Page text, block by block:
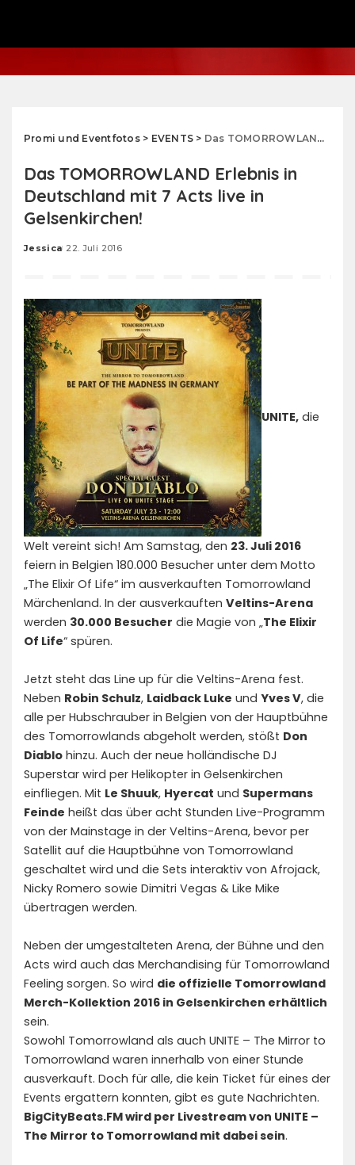
Promi und Eventfotos> EVENTS > Das TOMORROWLAND Erlebnis in Deutschland mit 7 Acts live in Gelsenkirchen!
Das TOMORROWLAND Erlebnis in
Deutschland mit 7 Acts live in
Gelsenkirchen!
Posted
Jessica 22. Juli 2016
UNITE, die
Welt vereint sich! Am Samstag, den 23. Juli 2016
feiern in Belgien 180.000 Besucher unter dem Motto
„The Elixir Of Life“ im ausverkauften Tomorrowland
Märchenland. In der ausverkauften Veltins-Arena
werden 30.000 Besucher die Magie von „The Elixir
Of Life“ spüren.
Jetzt steht das Line up für die Veltins-Arena fest.
Neben Robin Schulz, Laidback Luke und Yves V, die
alle per Hubschrauber in Belgien von der Hauptbühne
des Tomorrowlands abgeholt werden, stößt Don
Diablo hinzu. Auch der neue holländische DJ
Superstar wird per Helikopter in Gelsenkirchen
einfliegen. Mit Le Shuuk, Hyercat und Supermans
Feinde heißt das über acht Stunden Live-Programm
von der Mainstage in der Veltins-Arena, bevor per
Satellit auf die Hauptbühne von Tomorrowland
geschaltet wird und die Sets interaktiv von Afrojack,
Nicky Romero sowie Dimitri Vegas & Like Mike
übertragen werden.
Neben der umgestalteten Arena, der Bühne und den
Acts wird auch das Merchandising für Tomorrowland
Feeling sorgen. So wird die offizielle Tomorrowland
Merch-Kollektion 2016 in Gelsenkirchen erhältlich
sein.
Sowohl Tomorrowland als auch UNITE – The Mirror to
Tomorrowland waren innerhalb von einer Stunde
ausverkauft. Doch für alle, die kein Ticket für eines der
Events ergattern konnten, gibt es gute Nachrichten.
BigCityBeats.FM wird per Livestream von UNITE –
The Mirror to Tomorrowland mit dabei sein.